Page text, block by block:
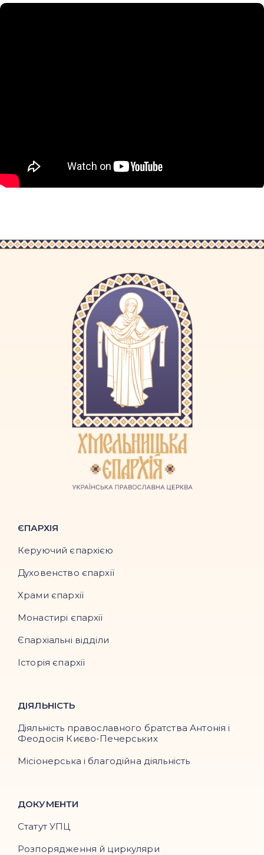
ЄПАРХІЯ
Керуючий єпархією
Духовенство єпархії
Храми єпархії
Монастирі єпархії
Єпархіальні відділи
Історія єпархії
ДІЯЛЬНІСТЬ
Діяльність православного братства Антонія і
Феодосія Києво-Печерських
Місіонерська і благодійна діяльність
ДОКУМЕНТИ
Статут УПЦ
Розпорядження й циркуляри